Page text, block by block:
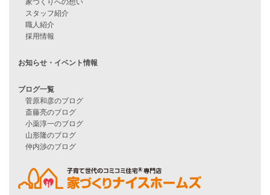
耐震性能
家づくりの流れ
7つのポイント
平屋をお考えの方へ
施工事例一覧
家づくりストーリー
お客様の声